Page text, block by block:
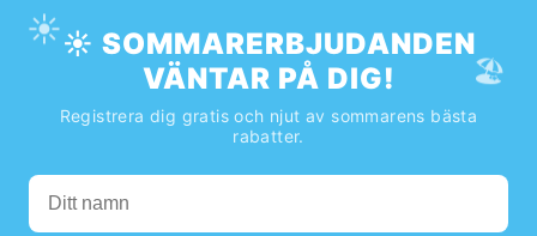
☀️
🏖️
☀️ SOMMARERBJUDANDEN
VÄNTAR PÅ DIG!
Registrera dig gratis och njut av sommarens bästa
rabatter.